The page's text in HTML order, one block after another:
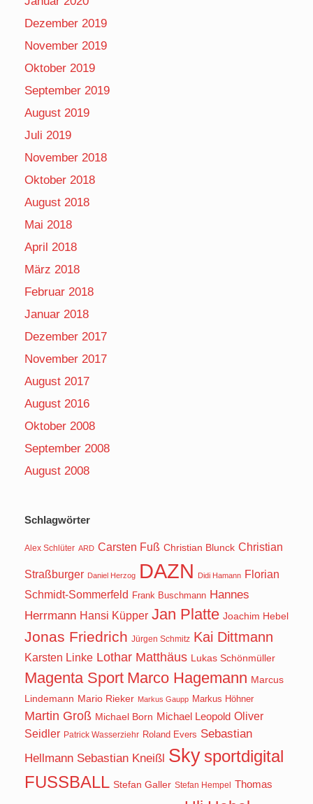
Dezember 2019
November 2019
Oktober 2019
September 2019
August 2019
Juli 2019
November 2018
Oktober 2018
August 2018
Mai 2018
April 2018
März 2018
Februar 2018
Januar 2018
Dezember 2017
November 2017
August 2017
August 2016
Oktober 2008
September 2008
August 2008
Schlagwörter
Alex Schlüter ARD Carsten Fuß Christian Blunck Christian
Straßburger Daniel Herzog DAZN Didi Hamann Florian
Schmidt-Sommerfeld Frank Buschmann Hannes
Herrmann Hansi Küpper Jan Platte Joachim Hebel
Jonas Friedrich Jürgen Schmitz Kai Dittmann
Karsten Linke Lothar Matthäus Lukas Schönmüller
Magenta Sport Marco Hagemann Marcus
Lindemann Mario Rieker Markus Gaupp Markus Höhner
Martin Groß Michael Born Michael Leopold Oliver
Seidler Patrick Wasserziehr Roland Evers Sebastian
Hellmann Sebastian Kneißl Sky sportdigital
FUSSBALL Stefan Galler Stefan Hempel Thomas